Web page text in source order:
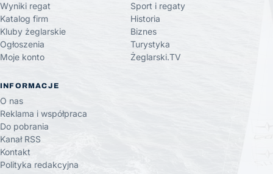
Wyniki regat
Katalog firm
Kluby żeglarskie
Ogłoszenia
Moje konto
Sport i regaty
Historia
Biznes
Turystyka
Żeglarski.TV
INFORMACJE
O nas
Reklama i współpraca
Do pobrania
Kanał RSS
Kontakt
Polityka redakcyjna